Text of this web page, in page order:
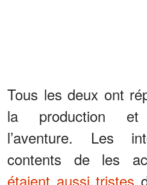
Tous les deux ont
la production et
l’aventure. Les
contents de les
étaient aussi tristes